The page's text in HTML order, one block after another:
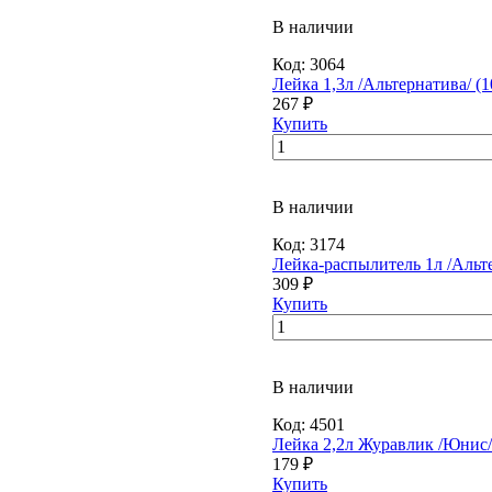
В наличии
Код: 3064
Лейка 1,3л /Альтернатива/
267 ₽
Купить
В наличии
Код: 3174
Лейка-распылитель 1л /
309 ₽
Купить
В наличии
Код: 4501
Лейка 2,2л Журавлик /Юнис/
179 ₽
Купить